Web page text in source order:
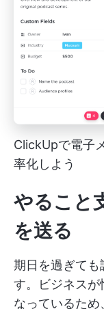
ClickUpで電子
率化しよう
やること
を送る
期日を過ぎても
す。ビジネスが
なっているた